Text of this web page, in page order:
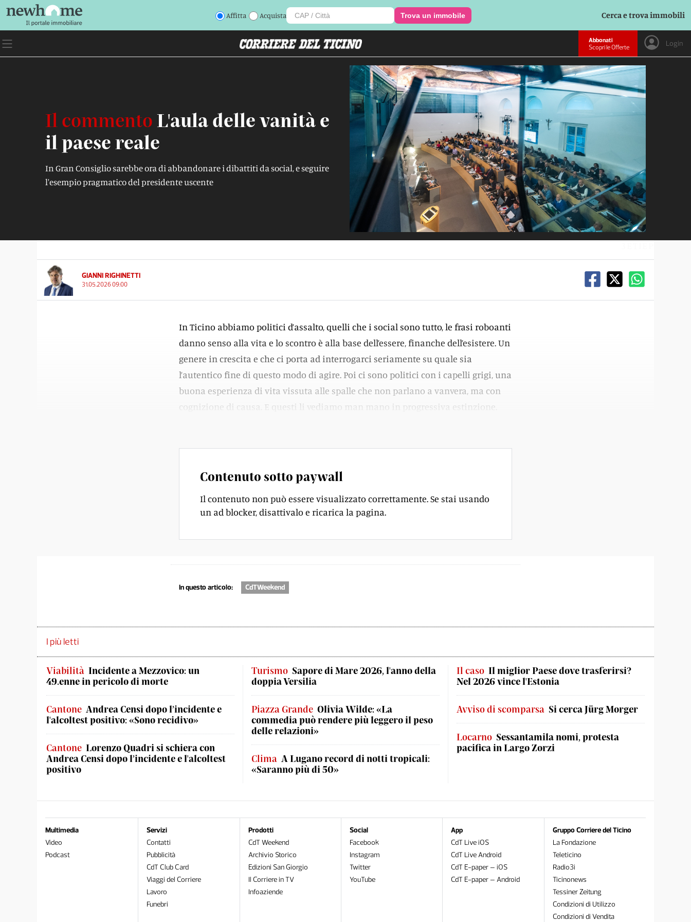
Affitta Acquista Trova un immobile Cerca e trova immobili
Abbonati
Scopri le Offerte
Login
Il commento L'aula delle vanità e
il paese reale
In Gran Consiglio sarebbe ora di abbandonare i dibattiti da social, e seguire
l'esempio pragmatico del presidente uscente
GIANNI RIGHINETTI
31.05.2026 09:00
In Ticino abbiamo politici d’assalto, quelli che i social sono tutto, le frasi roboanti
danno senso alla vita e lo scontro è alla base dell’essere, finanche dell’esistere. Un
genere in crescita e che ci porta ad interrogarci seriamente su quale sia
l’autentico fine di questo modo di agire. Poi ci sono politici con i capelli grigi, una
buona esperienza di vita vissuta alle spalle che non parlano a vanvera, ma con
cognizione di causa. E questi li vediamo man mano in progressiva estinzione.
Contenuto sotto paywall
Il contenuto non può essere visualizzato correttamente. Se stai usando
un ad blocker, disattivalo e ricarica la pagina.
In questo articolo: CdTWeekend
I più letti
Viabilità Incidente a Mezzovico: un
49.enne in pericolo di morte
Cantone Andrea Censi dopo l’incidente e
l'alcoltest positivo: «Sono recidivo»
Cantone Lorenzo Quadri si schiera con
Andrea Censi dopo l’incidente e l'alcoltest
positivo
Turismo Sapore di Mare 2026, l'anno della
doppia Versilia
Piazza Grande Olivia Wilde: «La
commedia può rendere più leggero il peso
delle relazioni»
Clima A Lugano record di notti tropicali:
«Saranno più di 50»
Il caso Il miglior Paese dove trasferirsi?
Nel 2026 vince l'Estonia
Avviso di scomparsa Si cerca Jürg Morger
Locarno Sessantamila nomi, protesta
pacifica in Largo Zorzi
Multimedia
Video
Podcast
Servizi
Contatti
Pubblicità
CdT Club Card
Viaggi del Corriere
Lavoro
Funebri
Prodotti
CdT Weekend
Archivio Storico
Edizioni San Giorgio
Il Corriere in TV
Infoaziende
Social
Facebook
Instagram
Twitter
YouTube
App
CdT Live iOS
CdT Live Android
CdT E-paper – iOS
CdT E-paper – Android
Gruppo Corriere del Ticino
La Fondazione
Teleticino
Radio3i
Ticinonews
Tessiner Zeitung
Condizioni di Utilizzo
Condizioni di Vendita